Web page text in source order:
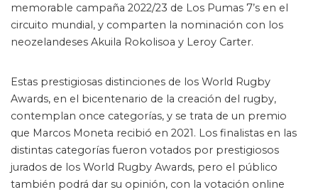
memorable campaña 2022/23 de Los Pumas 7’s en el
circuito mundial, y comparten la nominación con los
neozelandeses Akuila Rokolisoa y Leroy Carter.
Estas prestigiosas distinciones de los World Rugby
Awards, en el bicentenario de la creación del rugby,
contemplan once categorías, y se trata de un premio
que Marcos Moneta recibió en 2021. Los finalistas en las
distintas categorías fueron votados por prestigiosos
jurados de los World Rugby Awards, pero el público
también podrá dar su opinión, con la votación online